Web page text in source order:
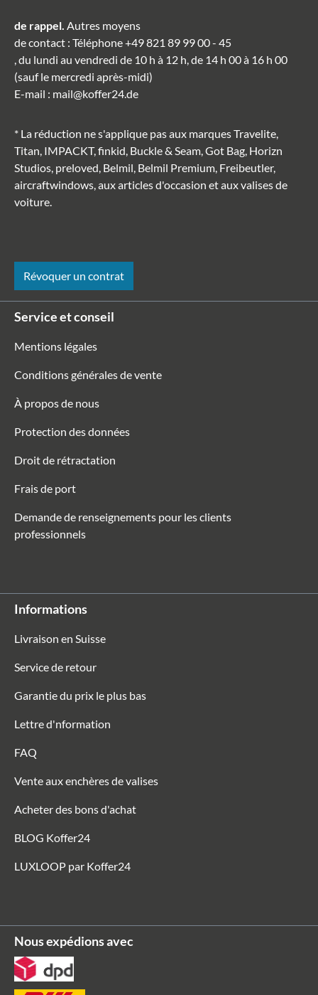
de rappel. Autres moyens
de contact : Téléphone+49 821 89 99 00 - 45
, du lundi au vendredi de 10 h à 12 h, de 14 h 00 à 16 h 00
(sauf le mercredi après-midi)
E-mail : mail@koffer24.de
* La réduction ne s'applique pas aux marques Travelite,
Titan, IMPACKT, finkid, Buckle & Seam, Got Bag, Horizn
Studios, preloved, Belmil, Belmil Premium, Freibeutler,
aircraftwindows, aux articles d'occasion et aux valises de
voiture.
Révoquer un contrat
Service et conseil
Mentions légales
Conditions générales de vente
À propos de nous
Protection des données
Droit de rétractation
Frais de port
Demande de renseignements pour les clients
professionnels
Informations
Livraison en Suisse
Service de retour
Garantie du prix le plus bas
Lettre d'nformation
FAQ
Vente aux enchères de valises
Acheter des bons d'achat
BLOG Koffer24
LUXLOOP par Koffer24
Nous expédions avec